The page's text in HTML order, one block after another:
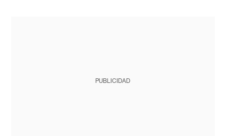
PUBLICIDAD